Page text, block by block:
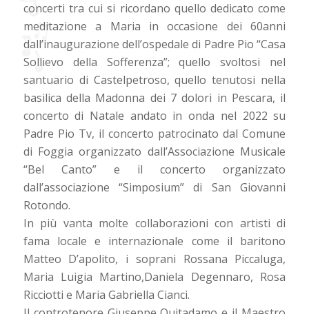
concerti tra cui si ricordano quello dedicato come
meditazione a Maria in occasione dei 60anni
dall’inaugurazione dell’ospedale di Padre Pio “Casa
Sollievo della Sofferenza”; quello svoltosi nel
santuario di Castelpetroso, quello tenutosi nella
basilica della Madonna dei 7 dolori in Pescara, il
concerto di Natale andato in onda nel 2022 su
Padre Pio Tv, il concerto patrocinato dal Comune
di Foggia organizzato dall’Associazione Musicale
“Bel Canto” e il concerto organizzato
dall’associazione “Simposium” di San Giovanni
Rotondo.
In più vanta molte collaborazioni con artisti di
fama locale e internazionale come il baritono
Matteo D’apolito, i soprani Rossana Piccaluga,
Maria Luigia Martino,Daniela Degennaro, Rosa
Ricciotti e Maria Gabriella Cianci.